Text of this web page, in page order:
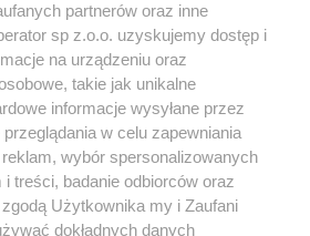
Zdrowia ze Zlotem
gabinetów
czeka na
przed magistratem
Skontakuj sięz nami
partnerów oraz inne
sp z.o.o. uzyskujemy dostęp i
na urządzeniu oraz
takie jak unikalne
informacje wysyłane przez
w celu zapewniania
wybór spersonalizowanych
treści, badanie odbiorców oraz
zgodą Użytkownika my i Zaufani
dokładnych danych